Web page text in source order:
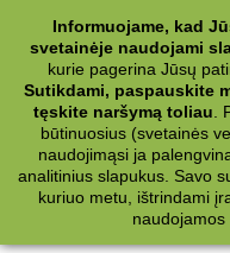
Kategorijos
Kosmetika
Kūno
Nuo
Kūno
Informuojame, kad
svetainėje naudojami
kurie pagerina Jūsų
Sutikdami, paspauskite
tęskite naršymą toliau
būtinuosius (svetainės
naudojimąsi ja
analitinius slapukus. Savo
kuriuo metu, ištrindami
naudojamos